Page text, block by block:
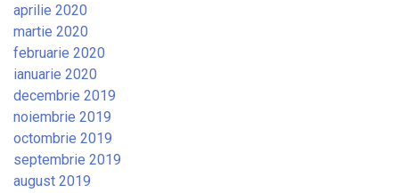
aprilie 2020
martie 2020
februarie 2020
ianuarie 2020
decembrie 2019
noiembrie 2019
octombrie 2019
septembrie 2019
august 2019